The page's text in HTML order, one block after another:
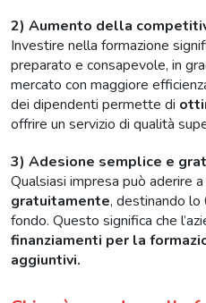
2) Aumento della
Investire nella formazione
preparato e consapevole, in
mercato con maggiore
dei dipendenti permette di
offrire un servizio di qualità
3) Adesione semplice e
Qualsiasi impresa può aderire a
gratuitamente, destinando
fondo. Questo significa che
finanziamenti per la
aggiuntivi.